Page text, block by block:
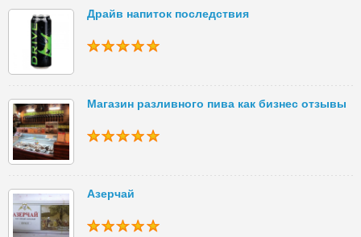
Драйв напиток последствия
Магазин разливного пива как бизнес отзывы
Азерчай